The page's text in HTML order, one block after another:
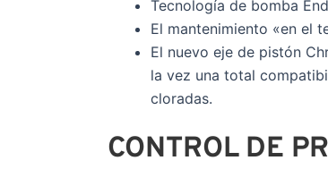
Tecnología de bomba
El mantenimiento «en el
El nuevo eje de pistón
la vez una total
cloradas.
CONTROL DE